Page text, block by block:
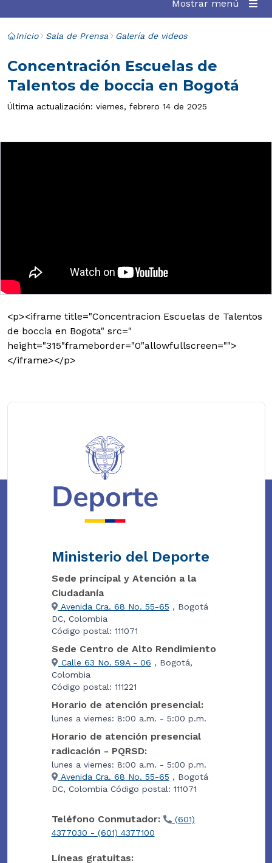
Mostrar menú
Inicio Sala de Prensa Galería de videos
Concentración Escuelas de
Talentos de boccia en Bogotá
Última actualización: viernes, febrero 14 de 2025
<p><iframe title="Concentracion Escuelas de Talentos
de boccia en Bogota" src="
height="315"frameborder="0"allowfullscreen="">
</iframe></p>
Ministerio del Deporte
Sede principal y Atención a la
Ciudadanía
Avenida Cra. 68 No. 55-65 , Bogotá
DC, Colombia
Código postal: 111071
Sede Centro de Alto Rendimiento
Calle 63 No. 59A - 06 , Bogotá,
Colombia
Código postal: 111221
Horario de atención presencial:
lunes a viernes: 8:00 a.m. - 5:00 p.m.
Horario de atención presencial
radicación - PQRSD:
lunes a viernes: 8:00 a.m. - 5:00 p.m.
Avenida Cra. 68 No. 55-65 , Bogotá
DC, Colombia Código postal: 111071
Teléfono Conmutador:
(601)
4377030 - (601) 4377100
Líneas gratuitas: